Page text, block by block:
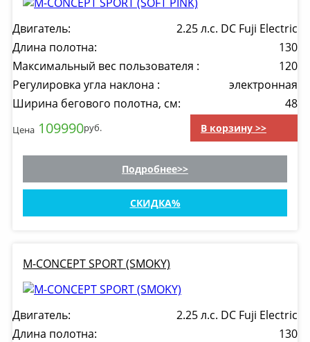
Двигатель:
2.25 л.с. DC Fuji Electric
Длина полотна:
130
Максимальный вес пользователя :
120
Регулировка угла наклона :
электронная
Ширина бегового полотна, см:
48
Цена 109990руб. В корзину >>
Подробнее
СКИДКА
M-CONCEPT SPORT (SMOKY)
Двигатель:
2.25 л.с. DC Fuji Electric
Длина полотна:
130